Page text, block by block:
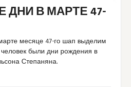
В МАРТЕ 47-
месяце 47-го шап выделим
были дни рождения в
Степаняна.